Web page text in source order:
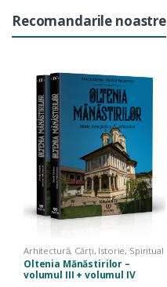
Recomandarile noastre
Arhitectură, Cărți, Istorie, Spiritual
Oltenia Mănăstirilor –
volumul III + volumul IV